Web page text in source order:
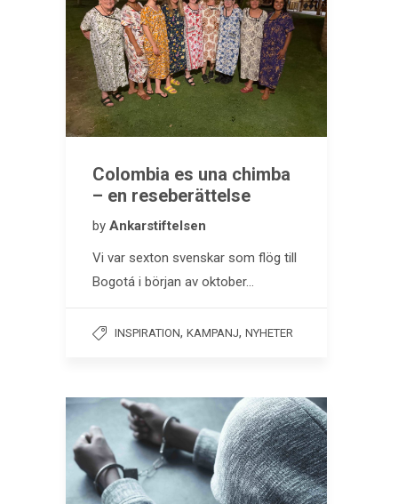
Colombia es una chimba
– en reseberättelse
by Ankarstiftelsen
Vi var sexton svenskar som flög till
Bogotá i början av oktober…
INSPIRATION, KAMPANJ, NYHETER